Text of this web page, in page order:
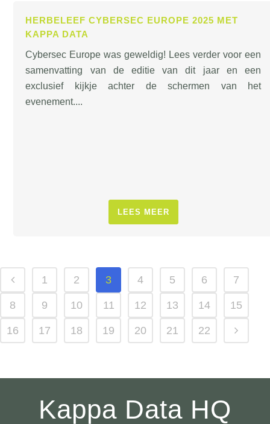
HERBELEEF CYBERSEC EUROPE 2025 MET
KAPPA DATA
Cybersec Europe was geweldig! Lees verder voor een
samenvatting van de editie van dit jaar en een
exclusief kijkje achter de schermen van het
evenement....
LEES MEER
1 2 3 4 5 6 7
8 9 10 11 12 13 14 15
16 17 18 19 20 21 22
Kappa Data HQ